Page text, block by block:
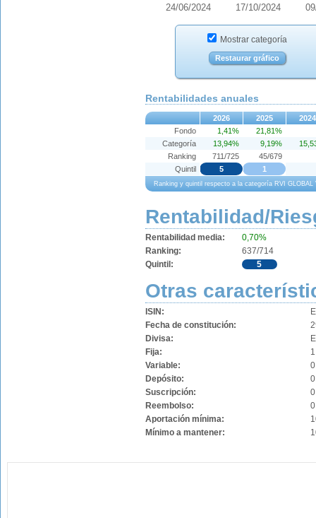
24/06/2024 17/10/2024
Mostrar categoría
Restaurar gráfico
Rentabilidades anuales
2026 2025 2024
Ranking y quintil respecto a la categoría RVI GLOBAL
Fondo 1,41%
21,81%
Categoría
13,94% 9,19%
Ranking
711/725
45/679
Quintil
5 1
Rentabilidad/
Rentabilidad media:
0,70%
Ranking:
637/714
Quintil:
5
Otras
ISIN:
Fecha de constitución:
Divisa:
Fija:
Variable:
Depósito:
Suscripción:
Reembolso:
Aportación mínima:
Mínimo a mantener: